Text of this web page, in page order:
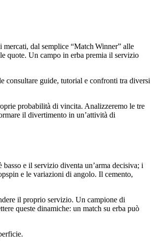
dal semplice “Match Winner” alle
quote. Un campo in erba premia il servizio
consultare guide, tutorial e confronti tra diversi
probabilità di vincita. Analizzeremo le tre
il divertimento in un’attività di
e il servizio diventa un’arma decisiva; i
e le variazioni di angolo. Il cemento,
il proprio servizio. Un campione di
queste dinamiche: un match su erba può